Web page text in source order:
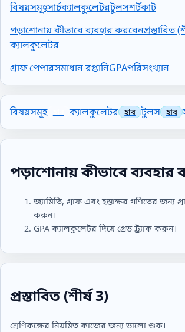
বিষয়সমূহসার্চক্যালকুলেটরটুলসশর্টকাট
পড়াশোনায় কীভাবে ব্যবহার করবেনপ্রস্তাবিত
ক্যালকুলেটর
গ্রাফ পেপারসমাধান রপ্তানিGPAপরিসংখ্যান
বিষয়সমূহ ক্যালকুলেটর টুলস
পড়াশোনায় কীভাবে ব্যবহার
জ্যামিতি, গ্রাফ এবং হস্তাক্ষর গণিতের জন্য
করুন।
GPA ক্যালকুলেটর দিয়ে গ্রেড ট্র্যাক করুন।
প্রস্তাবিত (শীর্ষ 3)
শ্রেণিকক্ষের নিয়মিত কাজের জন্য ভালো শুরু।